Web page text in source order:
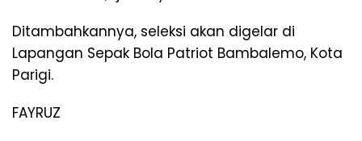
Ditambahkannya, seleksi akan digelar di
Lapangan Sepak Bola Patriot Bambalemo, Kota
Parigi.
FAYRUZ